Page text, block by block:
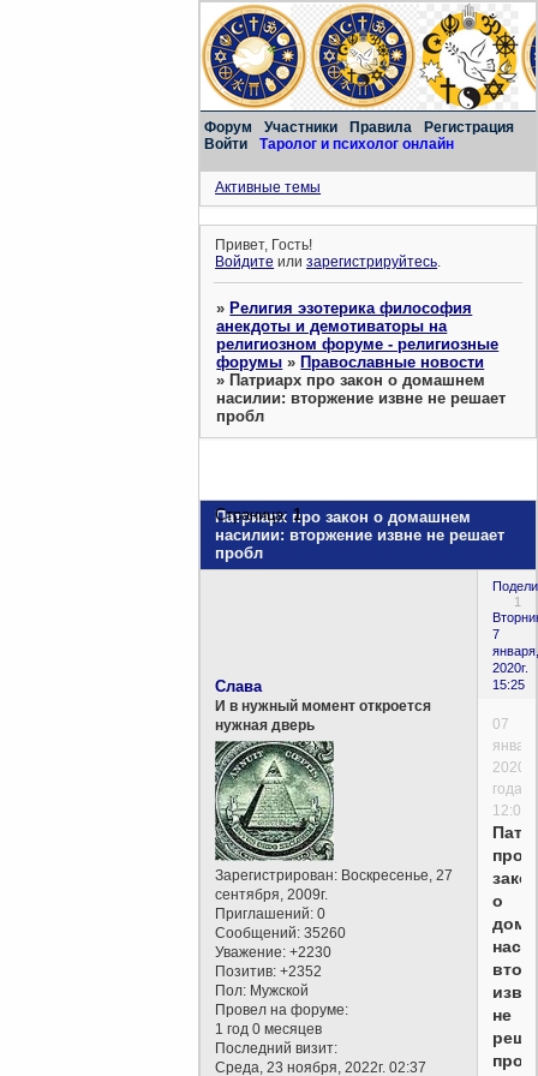
Форум Участники Правила
Регистрация
Войти
Таролог и психолог онлайн
Активные темы
Привет, Гость!
Войдите илизарегистрируйтесь.
»Религия эзотерика философия
анекдоты и демотиваторы на
религиозном форуме - религиозные
форумы »Православные новости
»Патриарх про закон о домашнем
насилии: вторжение извне не решает
пробл
Патриарх про закон о домашнем
насилии: вторжение извне не решает
пробл
Страница:1
1
7
января,
2020г.
15:25
Слава
И в нужный момент откроется
нужная дверь
Зарегистрирован: Воскресенье, 27
сентября, 2009г.
Приглашений: 0
Сообщений: 35260
Уважение: +2230
Позитив: +2352
Пол: Мужской
Провел на форуме:
1 год 0 месяцев
Последний визит:
Среда, 23 ноября, 2022г. 02:37
07
2020
года,
12:09
про
закон
о
не